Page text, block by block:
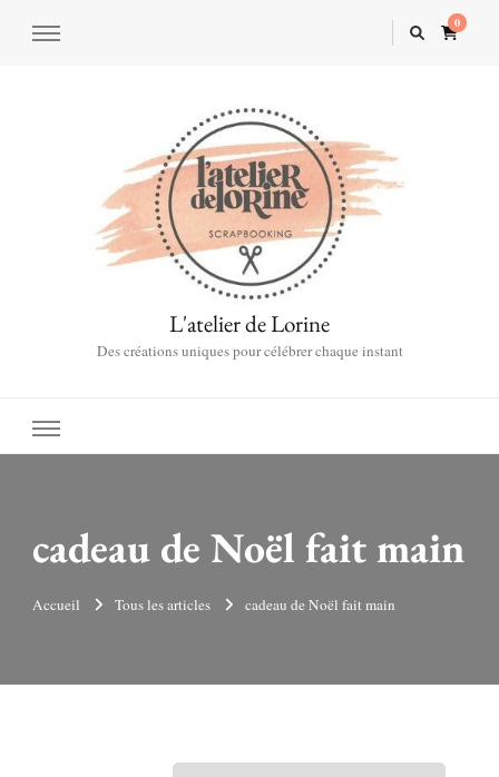
0
L'atelier de Lorine
Des créations uniques pour célébrer chaque instant
cadeau de Noël fait main
Accueil Tous les articles cadeau de Noël fait main